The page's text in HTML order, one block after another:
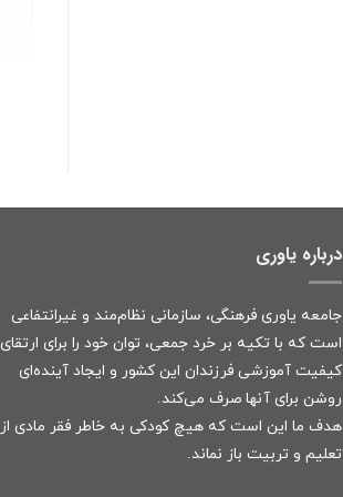
درباره یاوری
جامعه یاوری فرهنگی، سازمانی نظام‌مند و غیرانتفاعی
است که با تکیه بر خرد جمعی، توان خود را برای ارتقای
کیفیت آموزشی فرزندان این کشور و ایجاد آینده‌ای
روشن برای آنها صرف می‌کند.
هدف ما این است که هیچ کودکی به خاطر فقر مادی از
تعلیم و تربیت باز نماند.